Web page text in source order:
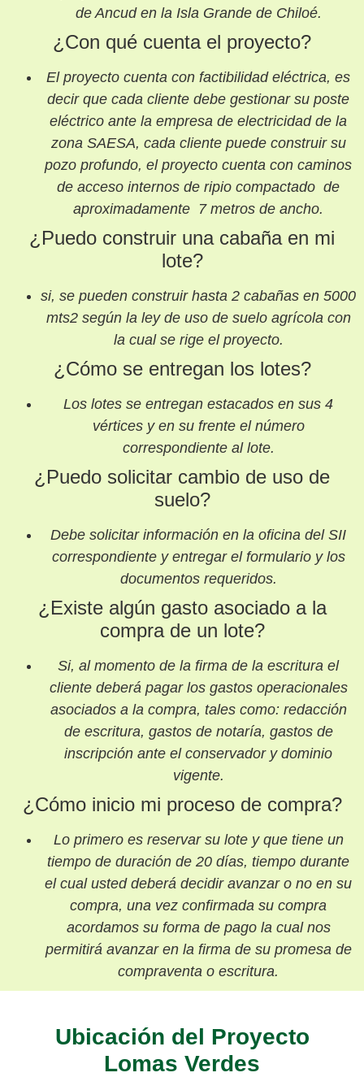
de Ancud en la Isla Grande de Chiloé.
¿Con qué cuenta el proyecto?
El proyecto cuenta con factibilidad eléctrica, es
decir que cada cliente debe gestionar su poste
eléctrico ante la empresa de electricidad de la
zona SAESA, cada cliente puede construir su
pozo profundo, el proyecto cuenta con caminos
de acceso internos de ripio compactado de
aproximadamente 7 metros de ancho.
¿Puedo construir una cabaña en mi
lote?
si, se pueden construir hasta 2 cabañas en 5000
mts2 según la ley de uso de suelo agrícola con
la cual se rige el proyecto.
¿Cómo se entregan los lotes?
Los lotes se entregan estacados en sus 4
vértices y en su frente el número
correspondiente al lote.
¿Puedo solicitar cambio de uso de
suelo?
Debe solicitar información en la oficina del SII
correspondiente y entregar el formulario y los
documentos requeridos.
¿Existe algún gasto asociado a la
compra de un lote?
Si, al momento de la firma de la escritura el
cliente deberá pagar los gastos operacionales
asociados a la compra, tales como: redacción
de escritura, gastos de notaría, gastos de
inscripción ante el conservador y dominio
vigente.
¿Cómo inicio mi proceso de compra?
Lo primero es reservar su lote y que tiene un
tiempo de duración de 20 días, tiempo durante
el cual usted deberá decidir avanzar o no en su
compra, una vez confirmada su compra
acordamos su forma de pago la cual nos
permitirá avanzar en la firma de su promesa de
compraventa o escritura.
Ubicación del Proyecto
Lomas Verdes